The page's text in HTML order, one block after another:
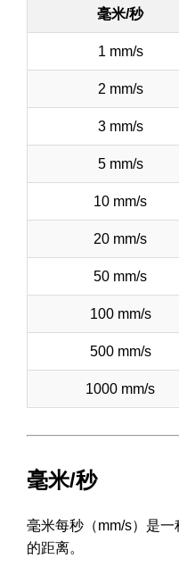
毫米/秒
1 mm/s
2 mm/s
3 mm/s
5 mm/s
10 mm/s
20 mm/s
50 mm/s
100 mm/s
500 mm/s
1000 mm/s
毫米/秒
毫米每秒（mm/s）是
的距离。